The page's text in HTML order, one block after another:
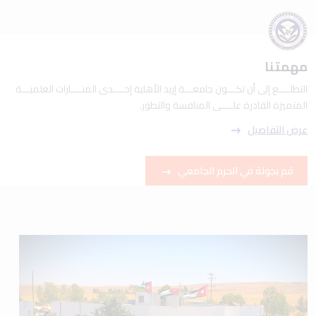
مهمتنا
التطلــــع إلى أن تكـــون جامعـــة إربد الأهلية إحــــدى المنــــارات العلميـــة
المتميزة القادرة علــــى المنافسة والتطور.
عرض التفاصيل
قم بجولة في الحرم الجامعي